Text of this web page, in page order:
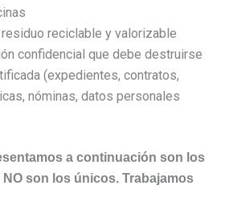
reciclable y valorizable
confidencial que debe destruirse
(expedientes, contratos,
nóminas, datos personales
a continuación son los
son los únicos. Trabajamos